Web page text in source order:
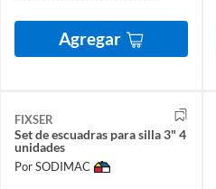
Agregar
FIXSER
Set de escuadras para silla 3" 4
unidades
Por SODIMAC